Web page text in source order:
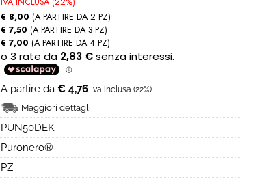
€ 8,00 (A PARTIRE DA 2 PZ)
€ 7,50 (A PARTIRE DA 3 PZ)
€ 7,00 (A PARTIRE DA 4 PZ)
A partire da € 4,76 Iva inclusa (22%)
Maggiori dettagli
PUN50DEK
Puronero®
PZ